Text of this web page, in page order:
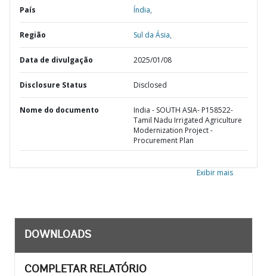
País Índia,
Região Sul da Ásia,
Data de divulgação 2025/01/08
Disclosure Status Disclosed
Nome do documento
India - SOUTH ASIA- P158522-
Tamil Nadu Irrigated Agriculture
Modernization Project -
Procurement Plan
Exibir mais
DOWNLOADS
COMPLETAR RELATÓRIO